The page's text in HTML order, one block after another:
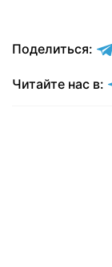
Поделиться:
Читайте нас в: